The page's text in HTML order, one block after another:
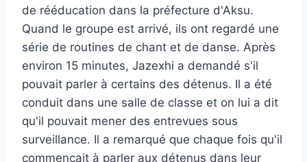
de rééducation dans la préfecture d'Aksu.
Quand le groupe est arrivé, ils ont regardé une
série de routines de chant et de danse. Après
environ 15 minutes, Jazexhi a demandé s'il
pouvait parler à certains des détenus. Il a été
conduit dans une salle de classe et on lui a dit
qu'il pouvait mener des entrevues sous
surveillance. Il a remarqué que chaque fois qu'il
commençait à parler aux détenus dans leur